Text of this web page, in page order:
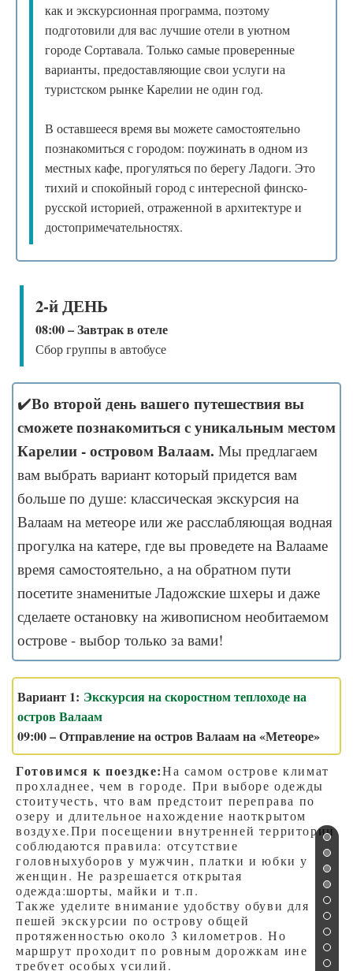
как и экскурсионная программа, поэтому
подготовили для вас лучшие отели в уютном
городе Сортавала. Только самые проверенные
варианты, предоставляющие свои услуги на
туристском рынке Карелии не один год.
В оставшееся время вы можете самостоятельно
познакомиться с городом: поужинать в одном из
местных кафе, прогуляться по берегу Ладоги. Это
тихий и спокойный город с интересной финско-
русской историей, отраженной в архитектуре и
достопримечательностях.
2-й ДЕНЬ
08:00 – Завтрак в отеле
Сбор группы в автобусе
✔️Во второй день вашего путешествия вы
сможете познакомиться с уникальным местом
Карелии - островом Валаам. Мы предлагаем
вам выбрать вариант который придется вам
больше по душе: классическая экскурсия на
Валаам на метеоре или же расслабляющая водная
прогулка на катере, где вы проведете на Валааме
время самостоятельно, а на обратном пути
посетите знаменитые Ладожские шхеры и даже
сделаете остановку на живописном необитаемом
острове - выбор только за вами!
Вариант 1: Экскурсия на скоростном теплоходе на
остров Валаам
09:00 – Отправление на остров Валаам на «Метеоре»
Готовимся к поездке:На самом острове климат
прохладнее, чем в городе. При выборе одежды
стоитучесть, что вам предстоит переправа по
озеру и длительное нахождение наоткрытом
воздухе.При посещении внутренней территории
соблюдаются правила: отсутствие
головныхуборов у мужчин, платки и юбки у
женщин. Не разрешается открытая
одежда:шорты, майки и т.п.
Также уделите внимание удобству обуви для
пешей экскурсии по острову общей
протяженностью около 3 километров. Но
маршрут проходит по ровным дорожкам ине
требует особых усилий.